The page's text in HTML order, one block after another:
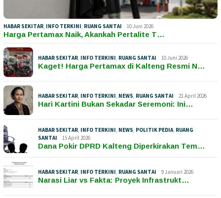
HABAR SEKITAR, INFO TERKINI, RUANG SANTAI 10 Juni 2026
Harga Pertamax Naik, Akankah Pertalite T…
HABAR SEKITAR, INFO TERKINI, RUANG SANTAI 10 Juni 2026
Kaget! Harga Pertamax di Kalteng Resmi N…
HABAR SEKITAR, INFO TERKINI, NEWS, RUANG SANTAI 21 April 2026
Hari Kartini Bukan Sekadar Seremoni: Ini…
HABAR SEKITAR, INFO TERKINI, NEWS, POLITIK PEDIA, RUANG
SANTAI
15 April 2026
Dana Pokir DPRD Kalteng Diperkirakan Tem…
HABAR SEKITAR, INFO TERKINI, RUANG SANTAI 9 Januari 2026
Narasi Liar vs Fakta: Proyek Infrastrukt…